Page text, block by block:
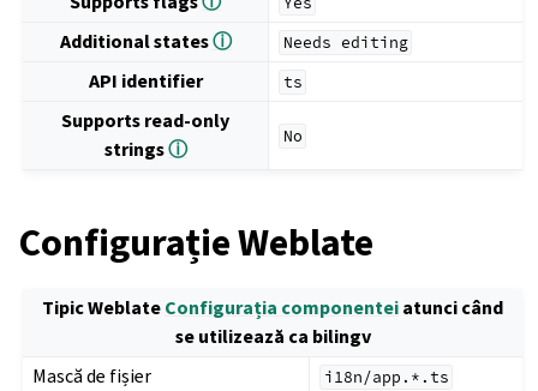
Additional statesⓘ Needs editing
API identifier ts
Supports read-only
stringsⓘ
No
Configurație Weblate
Tipic WeblateConfigurația componenteiatunci când
se utilizează ca bilingv
Mască de fișier
i18n/app.*.ts